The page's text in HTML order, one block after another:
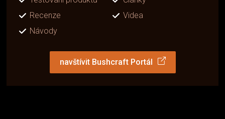
Recenze
Videa
Návody
navštívit Bushcraft Portál